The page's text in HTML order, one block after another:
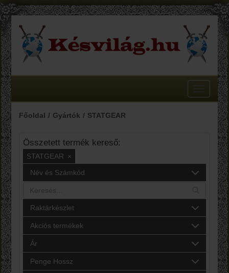
Toggle
Főoldal
Gyártók STATGEAR
Összetett termék kereső:
STATGEAR ×
Név és Számkód
Raktárkészlet
Akciós termékek
Ár
Penge Hossz